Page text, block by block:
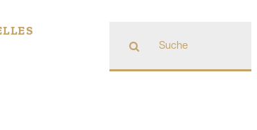
nach: